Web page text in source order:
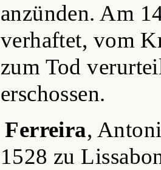
anzünden. Am
verhaftet, vom
zum Tod
erschossen.
Ferreira,
1528 zu